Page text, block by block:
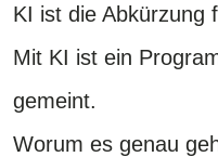
KI ist die Abkürzung
Mit KI ist ein
gemeint.
Worum es genau